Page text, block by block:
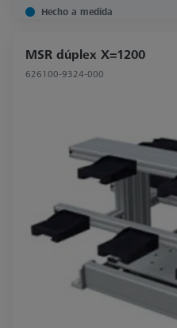
Hecho a medida
MSR dúplex X=1200
626100-9324-000